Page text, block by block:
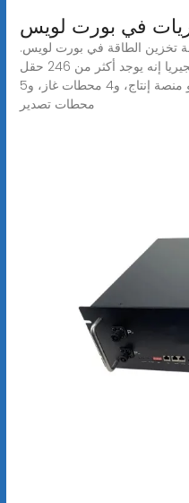
في بورت لويس
تخزين الطاقة في بورت لويس.
2024· تقول لجنة تنظيم النفط في نيجيريا إنه يوجد أكثر من 246 حقل
إنتاج، و2.777 أنبوبًا، و188 محطة أو منصة إنتاج، و4 محطات غاز، و5
محطات تصدير